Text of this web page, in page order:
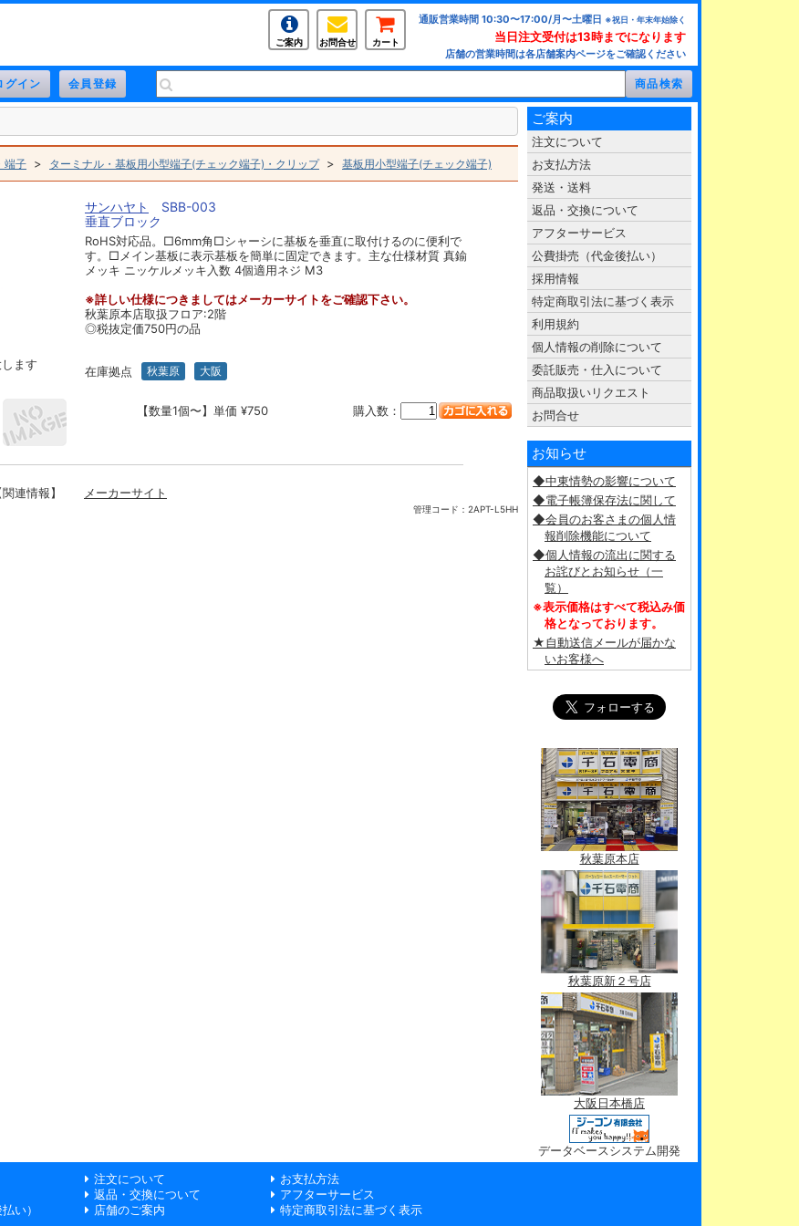
ご案内 お問合せ カート
通販営業時間 10:30〜17:00/月〜土曜日 ※祝日・年末年始除く
当日注文受付は13時までになります
店舗の営業時間は各店舗案内ページをご確認ください
端子 > ターミナル・基板用小型端子(チェック端子)・クリップ> 基板用小型端子(チェック端子)
ます
サンハヤト
SBB-003
垂直ブロック
RoHS対応品。□6mm角□シャーシに基板を垂直に取付けるのに便利で
す。□メイン基板に表示基板を簡単に固定できます。主な仕様材質 真鍮
メッキ ニッケルメッキ入数 4個適用ネジ M3
※詳しい仕様につきましてはメーカーサイトをご確認下さい。
秋葉原本店取扱フロア:2階
◎税抜定価750円の品
在庫拠点 秋葉原 大阪
【数量1個〜】単価 ¥750 購入数：
関連情報】 メーカーサイト
管理コード： 2APT-L5HH
ご案内
注文について
お支払方法
発送・送料
返品・交換について
アフターサービス
公費掛売（代金後払い）
採用情報
特定商取引法に基づく表示
利用規約
個人情報の削除について
委託販売・仕入について
商品取扱いリクエスト
お問合せ
お知らせ
◆中東情勢の影響について
◆電子帳簿保存法に関して
◆会員のお客さまの個人情
報削除機能について
◆個人情報の流出に関する
お詫びとお知らせ（一
覧）
※表示価格はすべて税込み価
格となっております。
★自動送信メールが届かな
いお客様へ
秋葉原本店
秋葉原新２号店
大阪日本橋店
データベースシステム開発
注文について
お支払方法
返品・交換について
アフターサービス
い）
店舗のご案内
特定商取引法に基づく表示